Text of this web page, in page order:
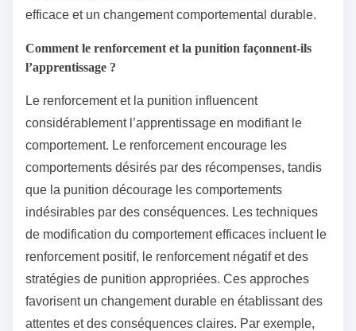
efficace et un changement comportemental durable.
Comment le renforcement et la punition façonnent-ils
l’apprentissage ?
Le renforcement et la punition influencent
considérablement l’apprentissage en modifiant le
comportement. Le renforcement encourage les
comportements désirés par des récompenses, tandis
que la punition décourage les comportements
indésirables par des conséquences. Les techniques
de modification du comportement efficaces incluent le
renforcement positif, le renforcement négatif et des
stratégies de punition appropriées. Ces approches
favorisent un changement durable en établissant des
attentes et des conséquences claires. Par exemple,